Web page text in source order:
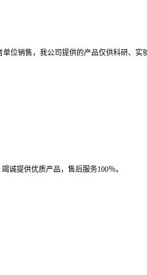
位销售，我公司提供的产品仅供科研、
诚提供优质产品，售后服务100％。